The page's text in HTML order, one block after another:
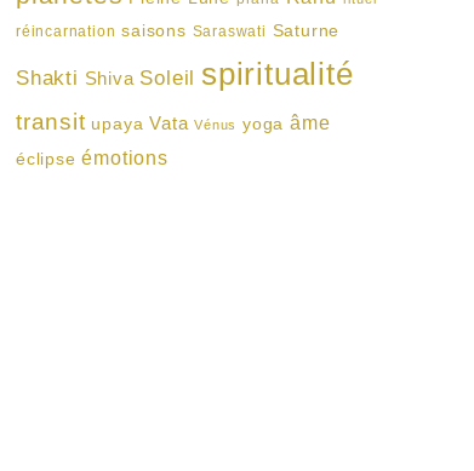
réincarnation saisons Saraswati Saturne
Shakti Shiva Soleil spiritualité
transit upaya Vata Vénus yoga âme
éclipse émotions